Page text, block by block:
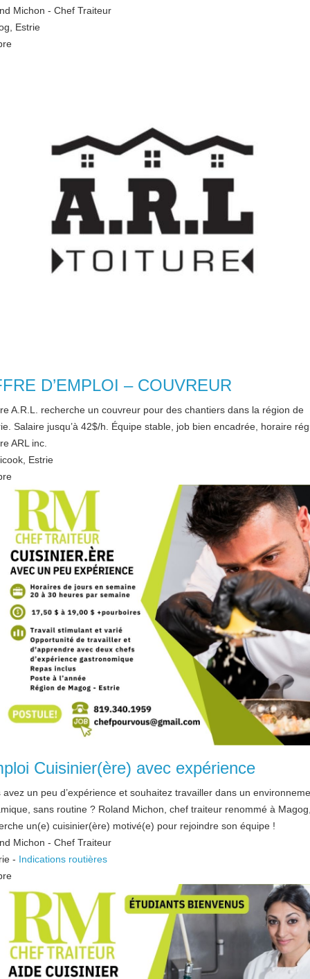
Michon - Chef Traiteur
Estrie
D’EMPLOI – COUVREUR
A.R.L. recherche un couvreur pour des chantiers dans la région de
Salaire jusqu’à 42$/h. Équipe stable, job bien encadrée, horaire
ARL inc.
Estrie
Cuisinier(ère) avec expérience
avez un peu d’expérience et souhaitez travailler dans un
sans routine ? Roland Michon, chef traiteur renommé à
un(e) cuisinier(ère) motivé(e) pour rejoindre son équipe !
Michon - Chef Traiteur
- Indications routières